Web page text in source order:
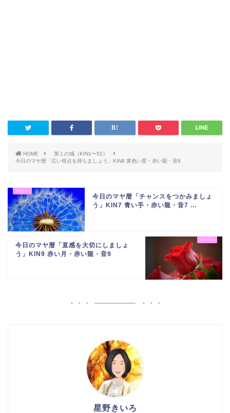
HOME
第１の城（KIN1〜52）
今日のマヤ暦「広い視点を持ちましょう」KIN8 黄色い星・赤い龍・音8
今日のマヤ暦「チャンスをつかみましょ
う」KIN7 青い手・赤い龍・音7 ...
今日のマヤ暦「直感を大切にしましょ
う」KIN9 赤い月・赤い龍・音9
星野きいろ